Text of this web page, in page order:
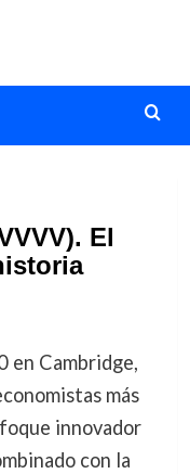
El
en Cambridge,
más
innovador
con la